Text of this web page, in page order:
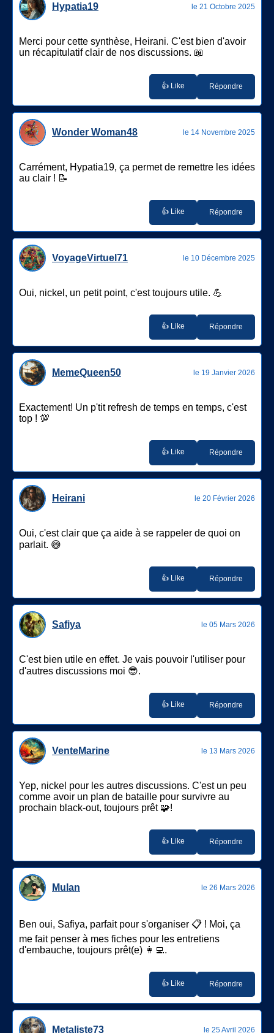
Hypatia19 le 21 Octobre 2025
Merci pour cette synthèse, Heirani. C'est bien d'avoir
un récapitulatif clair de nos discussions. 📖
👍 Like Répondre
Wonder Woman48 le 14 Novembre 2025
Carrément, Hypatia19, ça permet de remettre les idées
au clair ! 📝
👍 Like Répondre
VoyageVirtuel71 le 10 Décembre 2025
Oui, nickel, un petit point, c'est toujours utile. 💪
👍 Like Répondre
MemeQueen50 le 19 Janvier 2026
Exactement! Un p'tit refresh de temps en temps, c'est
top ! 💯
👍 Like Répondre
Heirani le 20 Février 2026
Oui, c'est clair que ça aide à se rappeler de quoi on
parlait. 😅
👍 Like Répondre
Safiya le 05 Mars 2026
C'est bien utile en effet. Je vais pouvoir l'utiliser pour
d'autres discussions moi 😎.
👍 Like Répondre
VenteMarine le 13 Mars 2026
Yep, nickel pour les autres discussions. C'est un peu
comme avoir un plan de bataille pour survivre au
prochain black-out, toujours prêt 🧩!
👍 Like Répondre
Mulan le 26 Mars 2026
Ben oui, Safiya, parfait pour s'organiser 📋 ! Moi, ça
me fait penser à mes fiches pour les entretiens
d'embauche, toujours prêt(e) 👩‍💻.
👍 Like Répondre
Metaliste73 le 25 Avril 2026